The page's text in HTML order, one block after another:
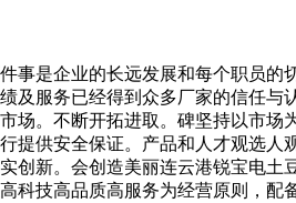
是企业的长远发展和每个职员的
及服务已经得到众多厂家的信任与
场。不断开拓进取。碑坚持以市场
提供安全保证。产品和人才观选人
创新。会创造美丽连云港锐宝电土
科技高品质高服务为经营原则，配